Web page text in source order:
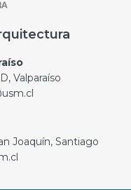
Valparaíso
Joaquín, Santiago